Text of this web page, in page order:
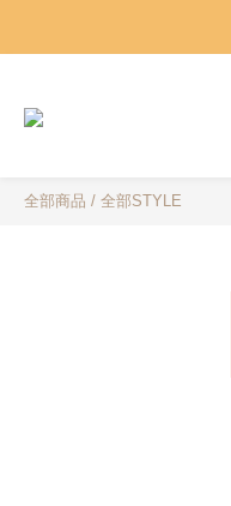
全部商品 / 全部STYLE